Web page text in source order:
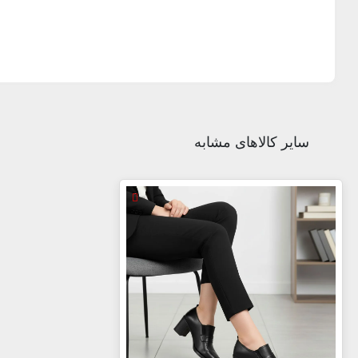
سایر کالاهای مشابه